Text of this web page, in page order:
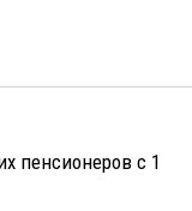
пенсионеров с 1